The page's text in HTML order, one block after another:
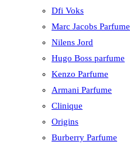
Dfi Voks
Marc Jacobs Parfume
Nilens Jord
Hugo Boss parfume
Kenzo Parfume
Armani Parfume
Clinique
Origins
Burberry Parfume